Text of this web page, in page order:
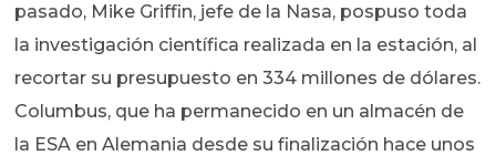
pasado, Mike Griffin, jefe de la Nasa, pospuso toda
la investigación científica realizada en la estación, al
recortar su presupuesto en 334 millones de dólares.
Columbus, que ha permanecido en un almacén de
la ESA en Alemania desde su finalización hace unos